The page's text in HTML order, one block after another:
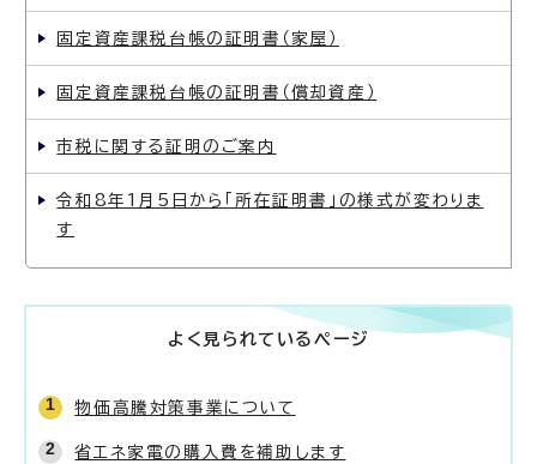
固定資産課税台帳の証明書（家屋）
固定資産課税台帳の証明書（償却資産）
市税に関する証明のご案内
令和8年1月5日から「所在証明書」の様式が変わりま
す
よく見られているページ
物価高騰対策事業について
省エネ家電の購入費を補助します